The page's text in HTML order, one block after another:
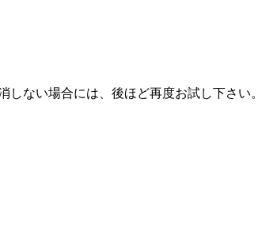
ない場合には、後ほど再度お試し下さい。